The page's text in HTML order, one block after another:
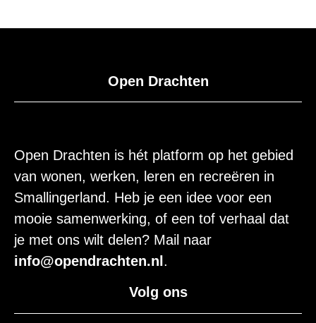
Open Drachten
Open Drachten is hét platform op het gebied
van wonen, werken, leren en recreëren in
Smallingerland. Heb je een idee voor een
mooie samenwerking, of een tof verhaal dat
je met ons wilt delen? Mail naar
info@opendrachten.nl .
Volg ons